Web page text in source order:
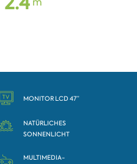
MONITOR LCD 47”
NATÜRLICHES
SONNENLICHT
MULTIMEDIA-